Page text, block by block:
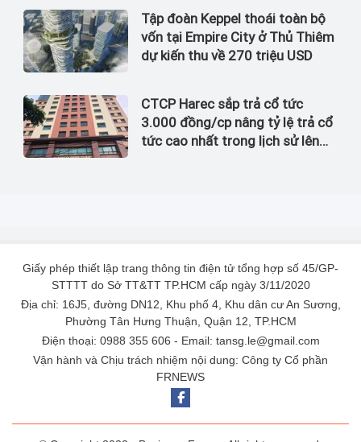
Tập đoàn Keppel thoái toàn bộ
vốn tại Empire City ở Thủ Thiêm
dự kiến thu về 270 triệu USD
CTCP Harec sắp trả cổ tức
3.000 đồng/cp nâng tỷ lệ trả cổ
tức cao nhất trong lịch sử lên
Giấy phép thiết lập trang thông tin điện tử tổng hợp số 45/GP-
STTTT do Sở TT&TT TP.HCM cấp ngày 3/11/2020
Địa chỉ: 16J5, đường DN12, Khu phố 4, Khu dân cư An Sương,
Phường Tân Hưng Thuận, Quận 12, TP.HCM
Điện thoại: 0988 355 606 - Email: tansg.le@gmail.com
Vận hành và Chịu trách nhiệm nội dung: Công ty Cổ phần
FRNEWS